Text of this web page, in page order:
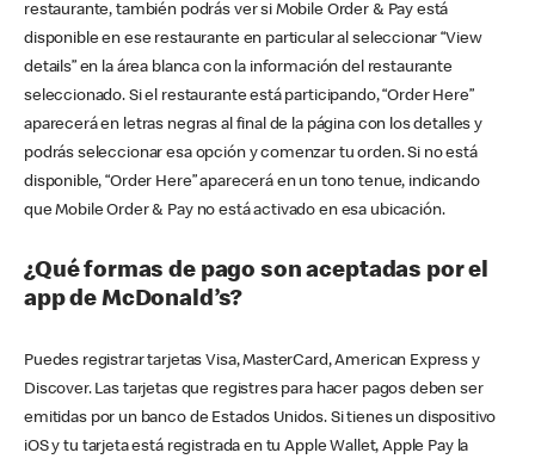
restaurante, también podrás ver si Mobile Order & Pay está
disponible en ese restaurante en particular al seleccionar “View
details” en la área blanca con la información del restaurante
seleccionado. Si el restaurante está participando, “Order Here”
aparecerá en letras negras al final de la página con los detalles y
podrás seleccionar esa opción y comenzar tu orden. Si no está
disponible, “Order Here” aparecerá en un tono tenue, indicando
que Mobile Order & Pay no está activado en esa ubicación.
¿Qué formas de pago son aceptadas por el
app de McDonald’s?
Puedes registrar tarjetas Visa, MasterCard, American Express y
Discover. Las tarjetas que registres para hacer pagos deben ser
emitidas por un banco de Estados Unidos. Si tienes un dispositivo
iOS y tu tarjeta está registrada en tu Apple Wallet, Apple Pay la